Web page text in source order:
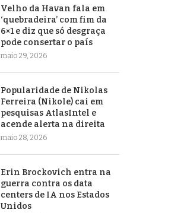
Velho da Havan fala em
‘quebradeira’ com fim da
6×1 e diz que só desgraça
pode consertar o país
maio 29, 2026
Popularidade de Nikolas
Ferreira (Nikole) cai em
pesquisas AtlasIntel e
acende alerta na direita
maio 28, 2026
Erin Brockovich entra na
guerra contra os data
centers de IA nos Estados
Unidos